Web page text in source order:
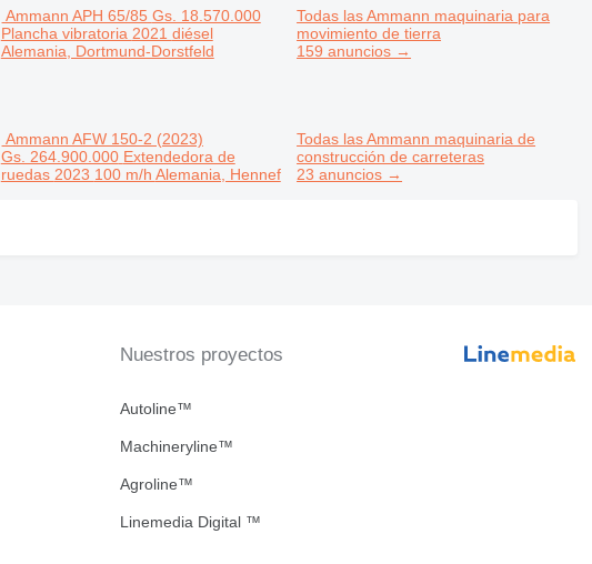
Ammann APH 65/85 Gs. 18.570.000
Plancha vibratoria 2021 diésel
Alemania, Dortmund-Dorstfeld
Todas las Ammann maquinaria para
movimiento de tierra
159 anuncios →
Ammann AFW 150-2 (2023)
Gs. 264.900.000 Extendedora de
ruedas 2023 100 m/h Alemania, Hennef
Todas las Ammann maquinaria de
construcción de carreteras
23 anuncios →
Nuestros proyectos
Autoline™
Machineryline™
Agroline™
Linemedia Digital ™